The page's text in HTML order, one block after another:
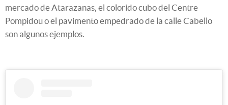
mercado de Atarazanas, el colorido cubo del Centre
Pompidou o el pavimento empedrado de la calle Cabello
son algunos ejemplos.